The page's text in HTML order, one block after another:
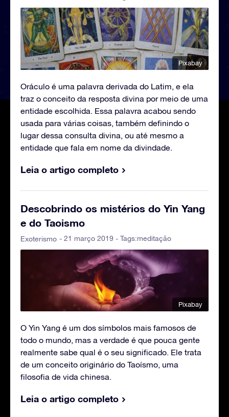
Pixabay
Oráculo é uma palavra derivada do Latim, e ela
traz o conceito da resposta divina por meio de uma
entidade escolhida. Essa palavra acabou sendo
usada para várias coisas, também definindo o
lugar dessa consulta divina, ou até mesmo a
entidade que fala em nome da divindade.
Leia o artigo completo
Descobrindo os mistérios do Yin Yang
e do Taoismo
Exoterismo - 21 março 2019 - Tags:meditação
Pixabay
O Yin Yang é um dos símbolos mais famosos de
todo o mundo, mas a verdade é que pouca gente
realmente sabe qual é o seu significado. Ele trata
de um conceito originário do Taoísmo, uma
filosofia de vida chinesa.
Leia o artigo completo